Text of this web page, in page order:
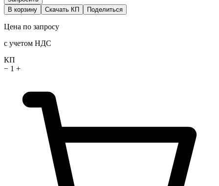
В корзину
Скачать КП Поделиться
Цена по запросу
с учетом НДС
КП
− 1 +